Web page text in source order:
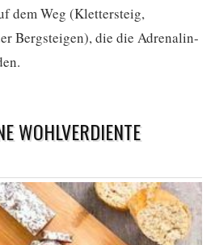
dem Weg (Klettersteig,
Bergsteigen), die die Adrenalin-
WOHLVERDIENTE